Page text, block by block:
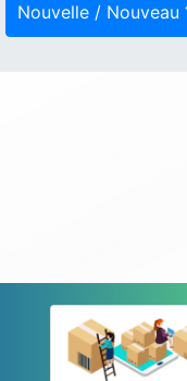
Nouvelle / Nouveau